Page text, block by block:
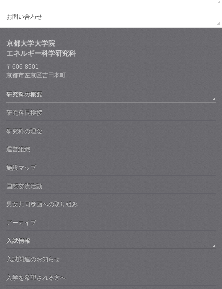
お問い合わせ
京都大学大学院
エネルギー科学研究科
〒606-8501
京都市左京区吉田本町
研究科の概要
研究科長挨拶
研究科の理念
運営組織
施設マップ
国際交流活動
男女共同参画への取り組み
アーカイブ
入試情報
入試関連のお知らせ
入学を希望される方へ